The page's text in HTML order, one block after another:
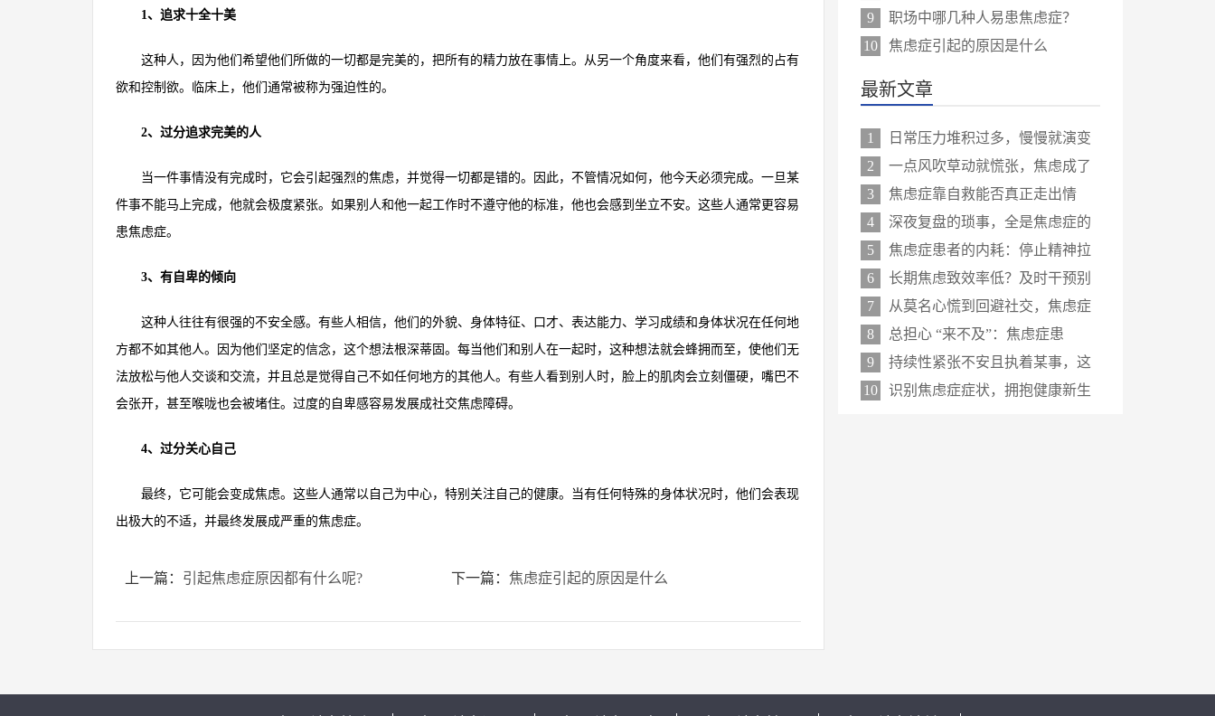
1、追求十全十美
这种人，因为他们希望他们所做的一切都是完美的，把所有的精力放在事情上。从另一个角度来看，他们有强烈的占有
欲和控制欲。临床上，他们通常被称为强迫性的。
2、过分追求完美的人
当一件事情没有完成时，它会引起强烈的焦虑，并觉得一切都是错的。因此，不管情况如何，他今天必须完成。一旦某
件事不能马上完成，他就会极度紧张。如果别人和他一起工作时不遵守他的标准，他也会感到坐立不安。这些人通常更容易
患焦虑症。
3、有自卑的倾向
这种人往往有很强的不安全感。有些人相信，他们的外貌、身体特征、口才、表达能力、学习成绩和身体状况在任何地
方都不如其他人。因为他们坚定的信念，这个想法根深蒂固。每当他们和别人在一起时，这种想法就会蜂拥而至，使他们无
法放松与他人交谈和交流，并且总是觉得自己不如任何地方的其他人。有些人看到别人时，脸上的肌肉会立刻僵硬，嘴巴不
会张开，甚至喉咙也会被堵住。过度的自卑感容易发展成社交焦虑障碍。
4、过分关心自己
最终，它可能会变成焦虑。这些人通常以自己为中心，特别关注自己的健康。当有任何特殊的身体状况时，他们会表现
出极大的不适，并最终发展成严重的焦虑症。
上一篇： 引起焦虑症原因都有什么呢? 下一篇：焦虑症引起的原因是什么
9
职场中哪几种人易患焦虑症？
10
焦虑症引起的原因是什么
最新文章
1
日常压力堆积过多，慢慢就演变
2
一点风吹草动就慌张，焦虑成了
3
焦虑症靠自救能否真正走出情
4
深夜复盘的琐事，全是焦虑症的
5
焦虑症患者的内耗：停止精神拉
6
长期焦虑致效率低？及时干预别
7
从莫名心慌到回避社交，焦虑症
8
总担心 “来不及”：焦虑症患
9
持续性紧张不安且执着某事，这
10
识别焦虑症症状，拥抱健康新生